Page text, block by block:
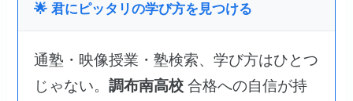
🌟 君にピッタリの学び方を見つける
通塾・映像授業・塾検索、学び方はひとつ
じゃない。調布南高校 合格への自信が持